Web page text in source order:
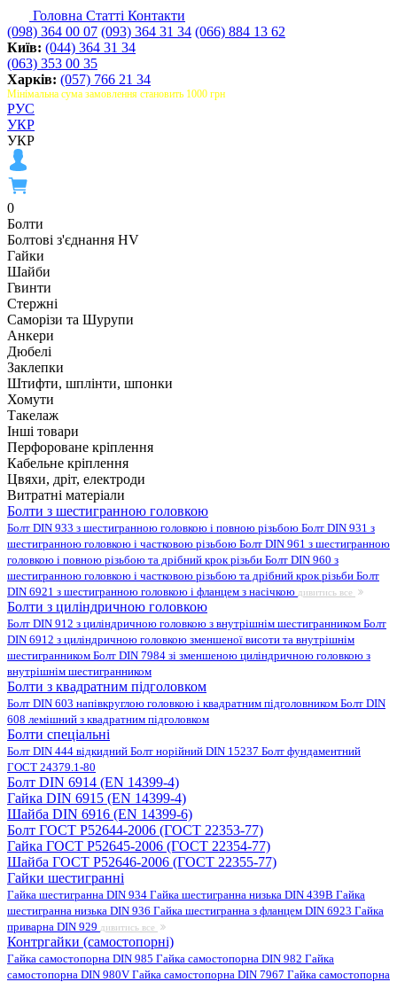
Головна Статті Контакти
(098) 364 00 07 (093) 364 31 34 (066) 884 13 62
Київ: (044) 364 31 34
(063) 353 00 35
Харків: (057) 766 21 34
Мінімальна сума замовлення становить 1000 грн
РУС
УКР
УКР
0
Болти
Болтові з'єднання HV
Гайки
Шайби
Гвинти
Стержні
Саморізи та Шурупи
Анкери
Дюбелі
Заклепки
Штифти, шплінти, шпонки
Хомути
Такелаж
Інші товари
Перфороване кріплення
Кабельне кріплення
Цвяхи, дріт, електроди
Витратні матеріали
Болти з шестигранною головкою
Болт DIN 933 з шестигранною головкою і повною різьбою Болт DIN 931 з
шестигранною головкою і частковою різьбою Болт DIN 961 з шестигранною
головкою і повною різьбою та дрібний крок різьби Болт DIN 960 з
шестигранною головкою і частковою різьбою та дрібний крок різьби Болт
DIN 6921 з шестигранною головкою і фланцем з насічкою дивитись все
Болти з циліндричною головкою
Болт DIN 912 з циліндричною головкою з внутрішнім шестигранником Болт
DIN 6912 з циліндричною головкою зменшеної висоти та внутрішнім
шестигранником Болт DIN 7984 зі зменшеною циліндричною головкою з
внутрішнім шестигранником
Болти з квадратним підголовком
Болт DIN 603 напівкруглою головкою і квадратним підголовником Болт DIN
608 лемішний з квадратним підголовком
Болти спеціальні
Болт DIN 444 відкидний Болт норійний DIN 15237 Болт фундаментний
ГОСТ 24379.1-80
Болт DIN 6914 (EN 14399-4)
Гайка DIN 6915 (EN 14399-4)
Шайба DIN 6916 (EN 14399-6)
Болт ГОСТ Р52644-2006 (ГОСТ 22353-77)
Гайка ГОСТ Р52645-2006 (ГОСТ 22354-77)
Шайба ГОСТ Р52646-2006 (ГОСТ 22355-77)
Гайки шестигранні
Гайка шестигранна DIN 934 Гайка шестигранна низька DIN 439B Гайка
шестигранна низька DIN 936 Гайка шестигранна з фланцем DIN 6923 Гайка
приварна DIN 929 дивитись все
Контргайки (самостопорні)
Гайка самостопорна DIN 985 Гайка самостопорна DIN 982 Гайка
самостопорна DIN 980V Гайка самостопорна DIN 7967 Гайка самостопорна